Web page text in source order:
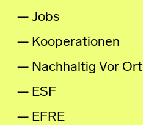
Jobs
Kooperationen
Nachhaltig Vor Ort
ESF
EFRE